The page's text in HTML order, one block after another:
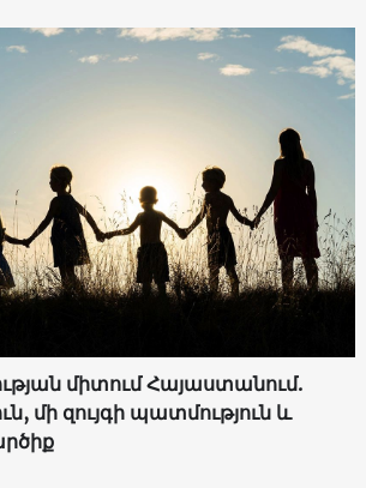
միտում Հայաստանում.
մի զույգի պատմություն և